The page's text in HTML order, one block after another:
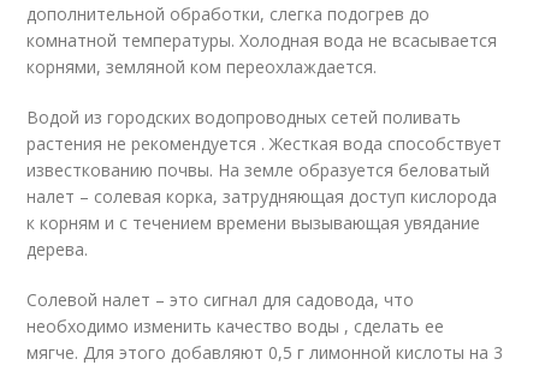
дополнительной обработки, слегка подогрев до
комнатной температуры. Холодная вода не всасывается
корнями, земляной ком переохлаждается.
Водой из городских водопроводных сетей поливать
растения не рекомендуется . Жесткая вода способствует
известкованию почвы. На земле образуется беловатый
налет – солевая корка, затрудняющая доступ кислорода
к корням и с течением времени вызывающая увядание
дерева.
Солевой налет – это сигнал для садовода, что
необходимо изменить качество воды , сделать ее
мягче. Для этого добавляют 0,5 г лимонной кислоты на 3